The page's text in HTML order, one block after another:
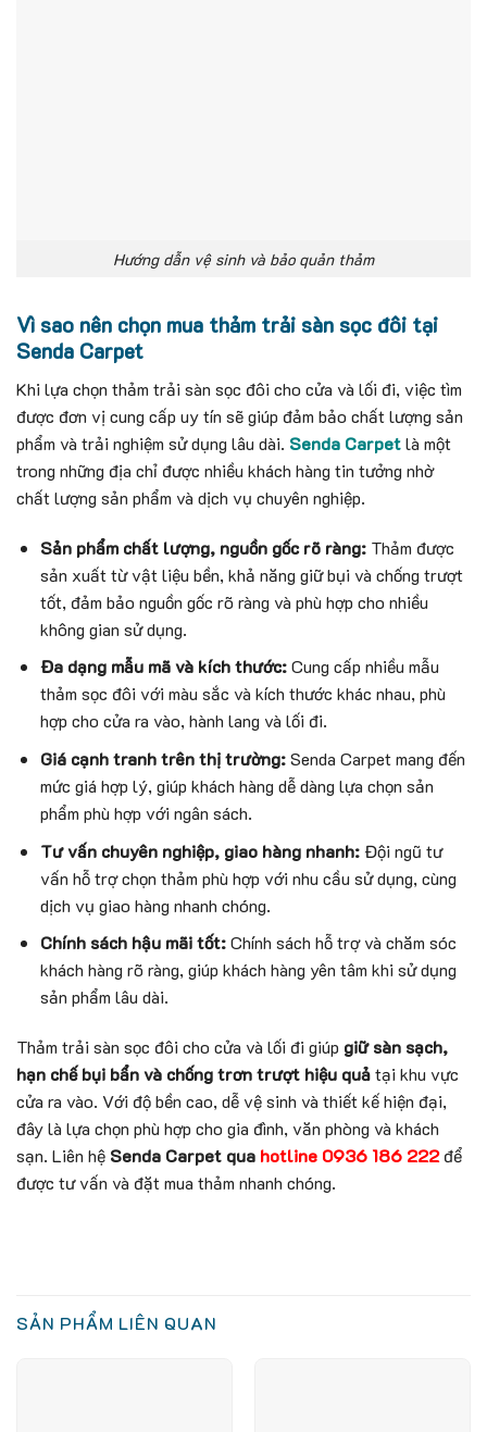
Hướng dẫn vệ sinh và bảo quản thảm
Vì sao nên chọn mua thảm trải sàn sọc đôi tại
Senda Carpet
Khi lựa chọn thảm trải sàn sọc đôi cho cửa và lối đi, việc tìm
được đơn vị cung cấp uy tín sẽ giúp đảm bảo chất lượng sản
phẩm và trải nghiệm sử dụng lâu dài. Senda Carpetlà một
trong những địa chỉ được nhiều khách hàng tin tưởng nhờ
chất lượng sản phẩm và dịch vụ chuyên nghiệp.
Sản phẩm chất lượng, nguồn gốc rõ ràng: Thảm được
sản xuất từ vật liệu bền, khả năng giữ bụi và chống trượt
tốt, đảm bảo nguồn gốc rõ ràng và phù hợp cho nhiều
không gian sử dụng.
Đa dạng mẫu mã và kích thước:Cung cấp nhiều mẫu
thảm sọc đôi với màu sắc và kích thước khác nhau, phù
hợp cho cửa ra vào, hành lang và lối đi.
Giá cạnh tranh trên thị trường:Senda Carpet mang đến
mức giá hợp lý, giúp khách hàng dễ dàng lựa chọn sản
phẩm phù hợp với ngân sách.
Tư vấn chuyên nghiệp, giao hàng nhanh: Đội ngũ tư
vấn hỗ trợ chọn thảm phù hợp với nhu cầu sử dụng, cùng
dịch vụ giao hàng nhanh chóng.
Chính sách hậu mãi tốt:Chính sách hỗ trợ và chăm sóc
khách hàng rõ ràng, giúp khách hàng yên tâm khi sử dụng
sản phẩm lâu dài.
Thảm trải sàn sọc đôi cho cửa và lối đi giúp giữ sàn sạch,
hạn chế bụi bẩn và chống trơn trượt hiệu quảtại khu vực
cửa ra vào. Với độ bền cao, dễ vệ sinh và thiết kế hiện đại,
đây là lựa chọn phù hợp cho gia đình, văn phòng và khách
sạn. Liên hệ Senda Carpet qua hotline 0936 186 222 để
được tư vấn và đặt mua thảm nhanh chóng.
SẢN PHẨM LIÊN QUAN